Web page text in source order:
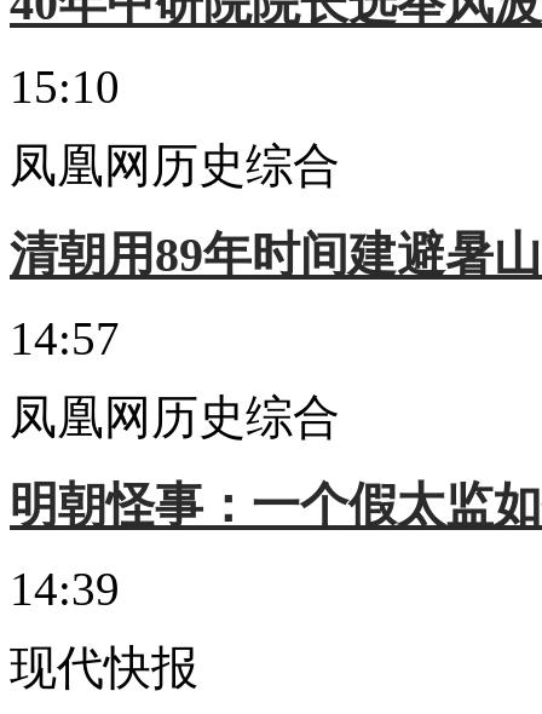
15:10
凤凰网历史综合
清朝用89年时间建避暑
14:57
凤凰网历史综合
明朝怪事：一个假太监
14:39
现代快报